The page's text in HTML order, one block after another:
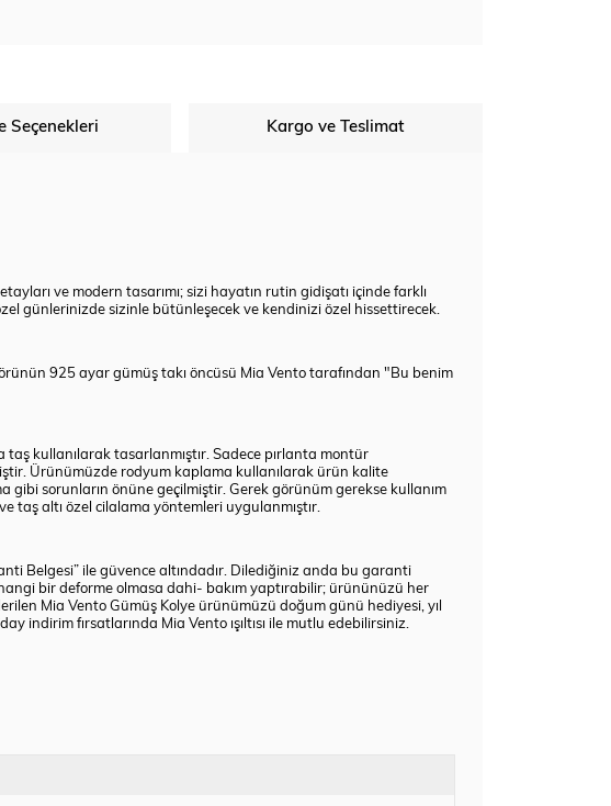
Seçenekleri Kargo ve Teslimat
ve modern tasarımı; sizi hayatın rutin gidişatı içinde farklı
günlerinizde sizinle bütünleşecek ve kendinizi özel hissettirecek.
925 ayar gümüş takı öncüsü Mia Vento tarafından "Bu benim
taş kullanılarak tasarlanmıştır. Sadece pırlanta montür
Ürünümüzde rodyum kaplama kullanılarak ürün kalite
gibi sorunların önüne geçilmiştir. Gerek görünüm gerekse kullanım
taş altı özel cilalama yöntemleri uygulanmıştır.
Belgesi” ile güvence altındadır. Dilediğiniz anda bu garanti
bir deforme olmasa dahi- bakım yaptırabilir; ürününüzü her
Mia Vento Gümüş Kolye ürünümüzü doğum günü hediyesi, yıl
indirim fırsatlarında Mia Vento ışıltısı ile mutlu edebilirsiniz.